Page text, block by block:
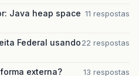
Java heap space 11 respostas
Federal usando22 respostas
externa? 13 respostas